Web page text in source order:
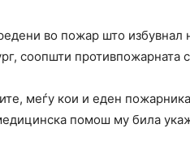
во пожар што избувнал
соопшти противпожарната
меѓу кои и еден
помош му била